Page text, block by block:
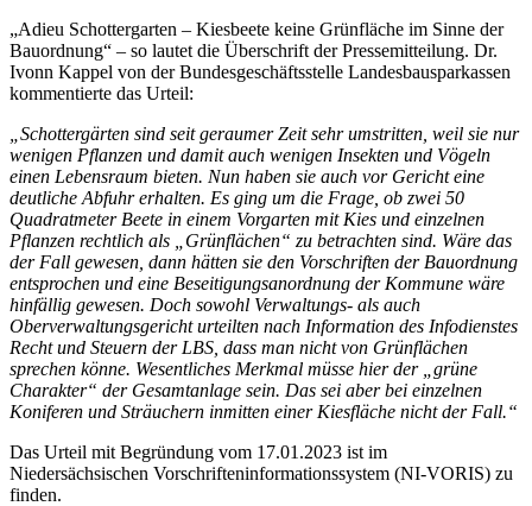
„Adieu Schottergarten – Kiesbeete keine Grünfläche im Sinne der
Bauordnung“ – so lautet die Überschrift der Pressemitteilung. Dr.
Ivonn Kappel von der Bundesgeschäftsstelle Landesbausparkassen
kommentierte das Urteil:
„Schottergärten sind seit geraumer Zeit sehr umstritten, weil sie nur
wenigen Pflanzen und damit auch wenigen Insekten und Vögeln
einen Lebensraum bieten. Nun haben sie auch vor Gericht eine
deutliche Abfuhr erhalten. Es ging um die Frage, ob zwei 50
Quadratmeter Beete in einem Vorgarten mit Kies und einzelnen
Pflanzen rechtlich als „Grünflächen“ zu betrachten sind. Wäre das
der Fall gewesen, dann hätten sie den Vorschriften der Bauordnung
entsprochen und eine Beseitigungsanordnung der Kommune wäre
hinfällig gewesen. Doch sowohl Verwaltungs- als auch
Oberverwaltungsgericht urteilten nach Information des Infodienstes
Recht und Steuern der LBS, dass man nicht von Grünflächen
sprechen könne. Wesentliches Merkmal müsse hier der „grüne
Charakter“ der Gesamtanlage sein. Das sei aber bei einzelnen
Koniferen und Sträuchern inmitten einer Kiesfläche nicht der Fall.“
Das Urteil mit Begründung vom 17.01.2023 ist im
Niedersächsischen Vorschrifteninformationssystem (NI-VORIS) zu
finden.